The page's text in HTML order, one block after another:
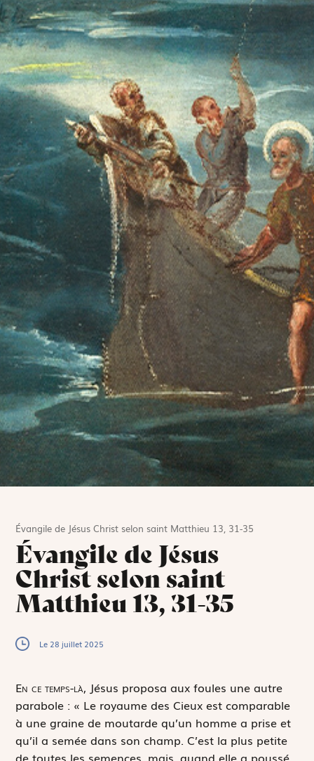
Évangile de Jésus Christ selon saint Matthieu 13, 31-35
Évangile de Jésus
Christ selon saint
Matthieu 13, 31-35
Le 28 juillet 2025
En ce temps-là, Jésus proposa aux foules une autre
parabole : « Le royaume des Cieux est comparable
à une graine de moutarde qu’un homme a prise et
qu’il a semée dans son champ. C’est la plus petite
de toutes les semences, mais, quand elle a poussé,